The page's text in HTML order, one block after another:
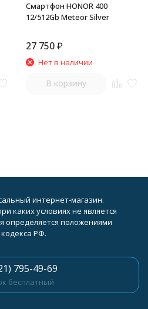
Смартфон HONOR 400
12/512Gb Meteor Silver
27 750₽
Нет в наличии
В корзину
интернет-магазин.
каких условиях не является
определяется положениями
РФ.
795-49-69
бесплатный